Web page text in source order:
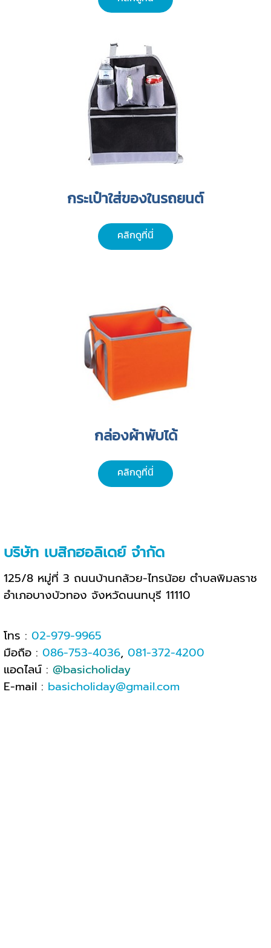
กระเป๋าใส่ของในรถยนต์
คลิกดูที่นี่
กล่องผ้าพับได้
คลิกดูที่นี่
บริษัท เบสิกฮอลิเดย์ จำกัด
125/8 หมู่ที่ 3 ถนนบ้านกล้วย-ไทรน้อย ตำบลพิมลราช
อำเภอบางบัวทอง จังหวัดนนทบุรี 11110
โทร : 02-979-9965
มือถือ : 086-753-4036, 081-372-4200
แอดไลน์ : @basicholiday
E-mail : basicholiday@gmail.com